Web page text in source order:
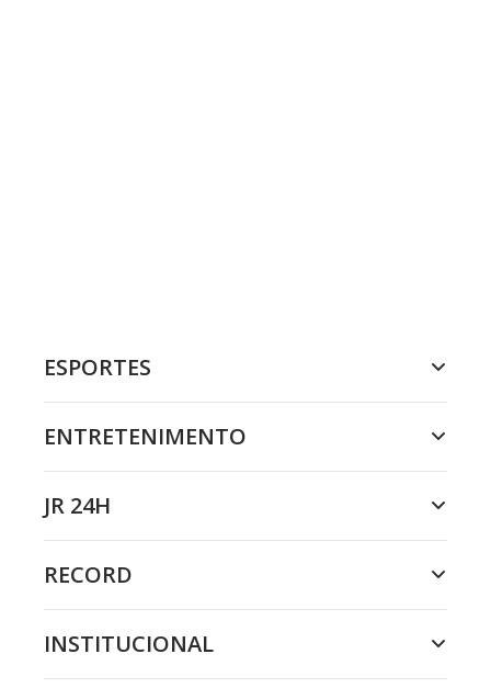
ESPORTES
ENTRETENIMENTO
JR 24H
RECORD
INSTITUCIONAL